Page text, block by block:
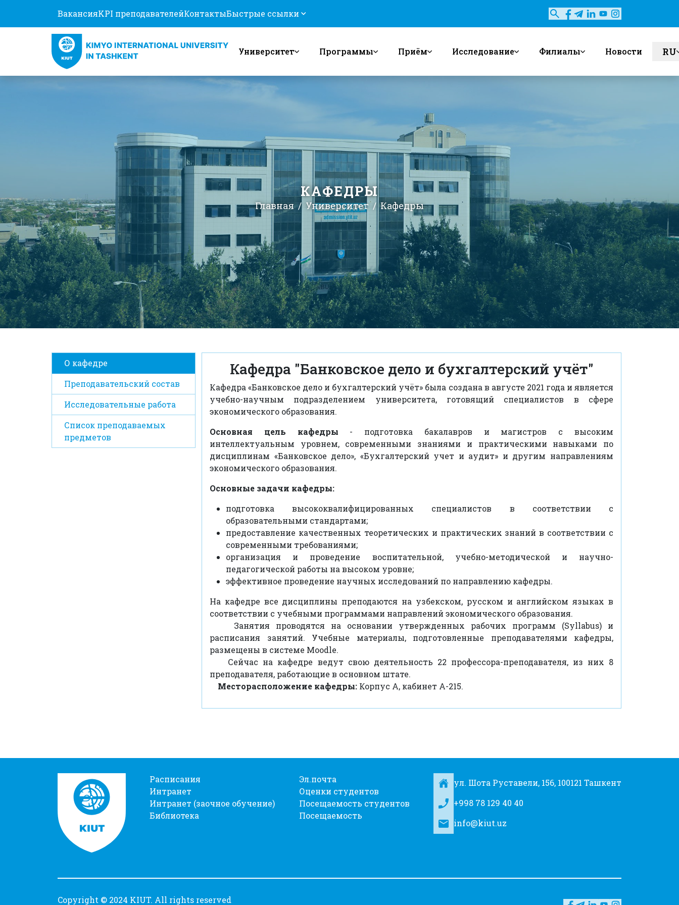
ВакансияKPI преподавателейКонтактыБыстрые ссылки
Университет Программы Приём Исследование Филиалы Новости RU
КАФЕДРЫ
Главная Университет Кафедры
О кафедре
Преподавательский состав
Исследовательные работа
Список преподаваемых
предметов
Кафедра "Банковское дело и бухгалтерский учёт"
Кафедра «Банковское дело и бухгалтерский учёт» была создана в августе 2021 года и является
учебно-научным подразделением университета, готовящий специалистов в сфере
экономического образования.
Основная цель кафедры - подготовка бакалавров и магистров с высоким
интеллектуальным уровнем, современными знаниями и практическими навыками по
дисциплинам «Банковское дело», «Бухгалтерский учет и аудит» и другим направлениям
экономического образования.
Основные задачи кафедры:
подготовка высококвалифицированных специалистов в соответствии с
образовательными стандартами;
предоставление качественных теоретических и практических знаний в соответствии с
современными требованиями;
организация и проведение воспитательной, учебно-методической и научно-
педагогической работы на высоком уровне;
эффективное проведение научных исследований по направлению кафедры.
На кафедре все дисциплины преподаются на узбекском, русском и английском языках в
соответствии с учебными программами направлений экономического образования.
Занятия проводятся на основании утвержденных рабочих программ (Syllabus) и
расписания занятий. Учебные материалы, подготовленные преподавателями кафедры,
размещены в системе Moodle.
Сейчас на кафедре ведут свою деятельность 22 профессора-преподавателя, из них 8
преподавателя, работающие в основном штате.
Месторасположение кафедры: Корпус А, кабинет А-215.
Расписания
Интранет
Интранет (заочное обучение)
Библиотека
Эл.почта
Оценки студентов
Посещаемость студентов
Посещаемость
ул. Шота Руставели, 156, 100121 Ташкент
+998 78 129 40 40
info@kiut.uz
Copyright © 2024 KIUT. All rights reserved